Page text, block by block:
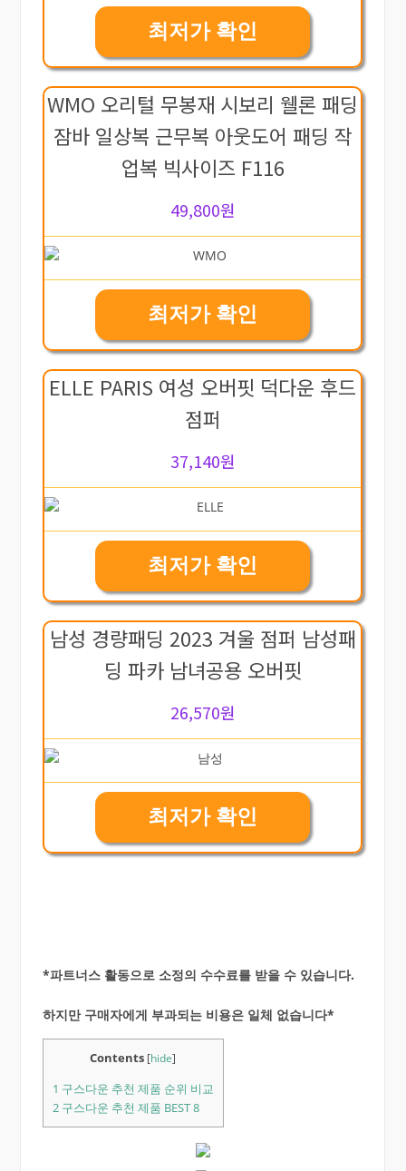
최저가 확인
WMO 오리털 무봉재 시보리 웰론 패딩
잠바 일상복 근무복 아웃도어 패딩 작
업복 빅사이즈 F116
49,800원
최저가 확인
ELLE PARIS 여성 오버핏 덕다운 후드
점퍼
37,140원
최저가 확인
남성 경량패딩 2023 겨울 점퍼 남성패
딩 파카 남녀공용 오버핏
26,570원
최저가 확인
*파트너스 활동으로 소정의 수수료를 받을 수 있습니다.
하지만 구매자에게 부과되는 비용은 일체 없습니다*
Contents [hide]
1 구스다운 추천 제품 순위 비교
2구스다운 추천 제품 BEST 8